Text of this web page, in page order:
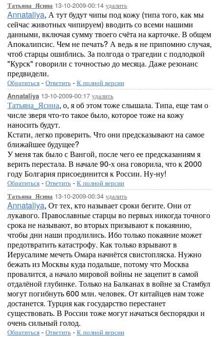
Татьяна_Ясина 13-10-2009-00:14 удалить
Annataliya, А тут будут чипы под кожу (типа того, как мы
сейчас животных чипируем) вводить со всеми нашими
данными, включая сумму твоего счёта на карточке. В общем
Апокалипсис. Чем не печать? А ведь я не припомню случая,
чтоб старцы ошиблись. За полгода о трагедии с подлодкой
"Курск" говорили с точностью до месяца. Даже резонанс
предвидели.
Обратиться - Ответить - К полной версии
Annataliya 13-10-2009-00:17 удалить
Татьяна_Ясина, о, я об этом тоже слышала. Типа, еще там о
числе зверя что-то такое было, которое тоже на кожу
наносить будут.
Кстати, легко проверить. Что они предсказывают на самое
ближайшее будущее?
У меня так было с Вангой, после чего ее предсказаниям я
верить перестала. В начале 90-х она говорила, что к 2000
году Болгария присоединится к России. Ну-ну!
Обратиться - Ответить - К полной версии
Татьяна_Ясина 13-10-2009-00:34 удалить
Annataliya, От тех, кто называет сроки бегите. Они от
лукавого. Православные старцы во первых никогда точного
срока не называют, во вторых призывают к покаянию,
чтобы дни наши продлились. Ибо только покаяние может
предотвратить катастрофу. Как только взрывают в
Иерусалиме мечеть Омара начнётся свистопляска. Нужно
бежать из Москвы куда подальше, потому что Москва
провалится, а начало мировой войны не зацепит в самой
отдалёной глубинке. Только на Балканах в войне за Стамбул
могут погибнуть 600 млн. человек. От китайцев нам тоже
достанется. Турция как государство перестанет
существовать. В России тоже могут начаться беспорядки и
очень сильный голод.
Обратиться - Ответить - К полной версии